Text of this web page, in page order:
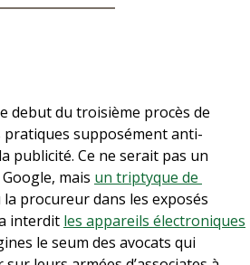
pratiques supposément anti-
publicité. Ce ne serait pas un
mais un triptyque de
la procureur dans les exposés
interdit les appareils électroniques
le seum des avocats qui